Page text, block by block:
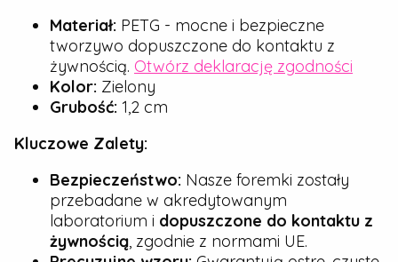
Materiał: PETG - mocne i bezpieczne
tworzywo dopuszczone do kontaktu z
żywnością. Otwórz deklarację zgodności
Kolor: Zielony
Grubość: 1,2 cm
Kluczowe Zalety:
Bezpieczeństwo: Nasze foremki zostały
przebadane w akredytowanym
laboratorium i dopuszczone do kontaktu z
żywnością, zgodnie z normami UE.